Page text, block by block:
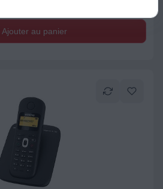
au panier